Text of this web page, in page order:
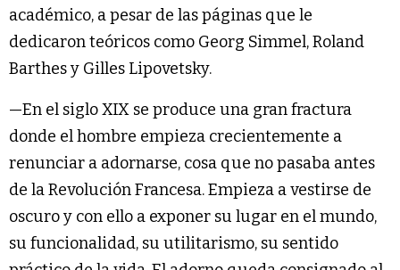
académico, a pesar de las páginas que le
dedicaron teóricos como Georg Simmel, Roland
Barthes y Gilles Lipovetsky.
—En el siglo XIX se produce una gran fractura
donde el hombre empieza crecientemente a
renunciar a adornarse, cosa que no pasaba antes
de la Revolución Francesa. Empieza a vestirse de
oscuro y con ello a exponer su lugar en el mundo,
su funcionalidad, su utilitarismo, su sentido